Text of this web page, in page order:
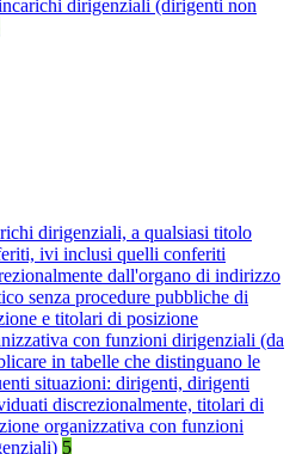
dirigenziali (dirigenti non
dirigenziali, a qualsiasi titolo
ivi inclusi quelli conferiti
dall'organo di indirizzo
senza procedure pubbliche di
e titolari di posizione
con funzioni dirigenziali (da
in tabelle che distinguano le
situazioni: dirigenti, dirigenti
discrezionalmente, titolari di
organizzativa con funzioni
5